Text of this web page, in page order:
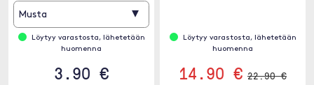
Musta ▾
Löytyy varastosta, lähetetään
huomenna
3.90 €
Löytyy varastosta, lähetetään
huomenna
14.90 € 22.90 €